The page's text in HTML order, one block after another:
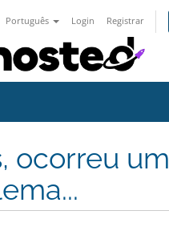
Português Login Registrar
ocorreu um